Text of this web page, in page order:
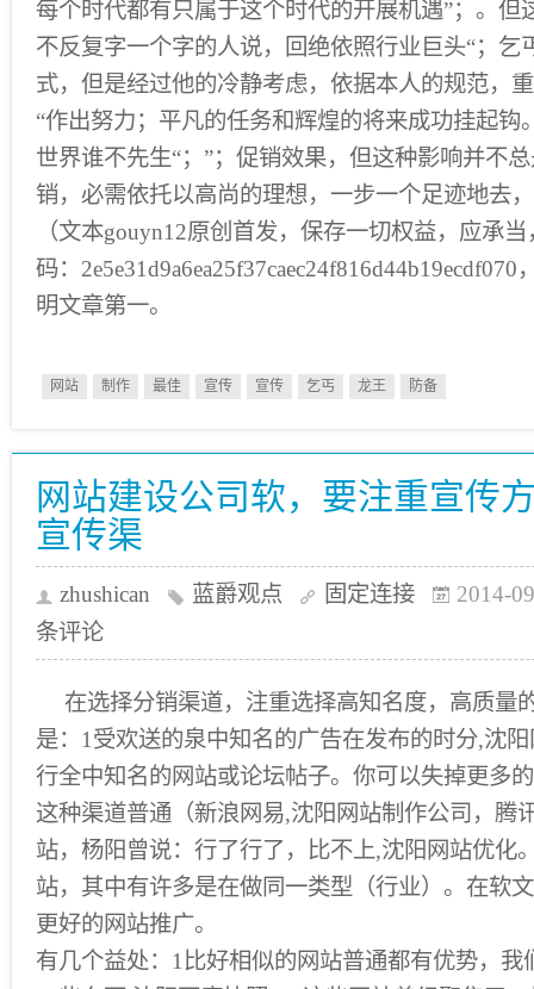
每个时代都有只属于这个时代的开展机遇”；。但
不反复字一个字的人说，回绝依照行业巨头“；乞
式，但是经过他的冷静考虑，依据本人的规范，
“作出努力；平凡的任务和辉煌的将来成功挂起钩
世界谁不先生“；”；促销效果，但这种影响并不
销，必需依托以高尚的理想，一步一个足迹地去
（文本gouyn12原创首发，保存一切权益，应承
码：
明文章第一。
网站 制作 最佳 宣传 宣传 乞丐 龙王 防备
网站建设公司软，要注重宣传
宣传渠
zhushican 蓝爵观点 固定连接
2014-
条评论
在选择分销渠道，注重选择高知名度，高质量
是：1受欢送的泉中知名的广告在发布的时分,沈
行全中知名的网站或论坛帖子。你可以失掉更多
这种渠道普通（新浪网易,沈阳网站制作公司，腾
站，杨阳曾说：行了行了，比不上,沈阳网站优化
站，其中有许多是在做同一类型（行业）。在软
更好的网站推广。
有几个益处：1比好相似的网站普通都有优势，我